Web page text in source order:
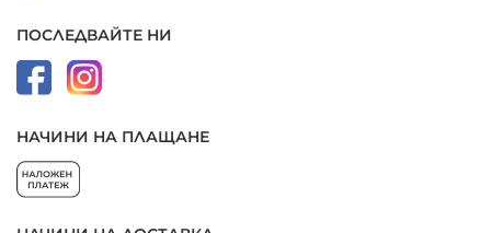
ПОСЛЕДВАЙТЕ НИ
НАЧИНИ НА ПЛАЩАНЕ